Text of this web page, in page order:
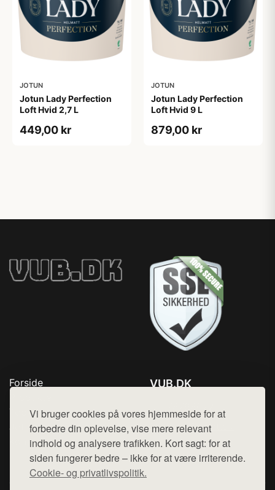
Vi bruger cookies på vores hjemmeside for at
forbedre din oplevelse, vise mere relevant
indhold og analysere trafikken. Kort sagt: for at
siden fungerer bedre – ikke for at være irriterende.
Cookie- og privatlivspolitik.
JOTUN
Jotun Lady Perfection
Loft Hvid 2,7 L
449,00 kr
JOTUN
Jotun Lady Perfection
Loft Hvid 9 L
879,00 kr
Forside
Top Rabatter
Jotun maling
Kontakt
VUB.DK
Mail: hej@want.dk
Cookie- og privatlivspolitik